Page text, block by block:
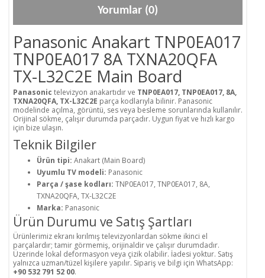
Yorumlar (0)
Panasonic Anakart TNP0EA017
TNP0EA017 8A TXNA20QFA
TX-L32C2E Main Board
Panasonic televizyon anakartıdır ve TNP0EA017, TNP0EA017, 8A,
TXNA20QFA, TX-L32C2E parça kodlarıyla bilinir. Panasonic
modelinde açılma, görüntü, ses veya besleme sorunlarında kullanılır.
Orijinal sökme, çalışır durumda parçadır. Uygun fiyat ve hızlı kargo
için bize ulaşın.
Teknik Bilgiler
Ürün tipi: Anakart (Main Board)
Uyumlu TV modeli: Panasonic
Parça / şase kodları: TNP0EA017, TNP0EA017, 8A,
TXNA20QFA, TX-L32C2E
Marka: Panasonic
Ürün Durumu ve Satış Şartları
Ürünlerimiz ekranı kırılmış televizyonlardan sökme ikinci el
parçalardır; tamir görmemiş, orijinaldir ve çalışır durumdadır.
Üzerinde lokal deformasyon veya çizik olabilir. İadesi yoktur. Satış
yalnızca uzman/tüzel kişilere yapılır. Sipariş ve bilgi için WhatsApp:
+90 532 791 52 00.